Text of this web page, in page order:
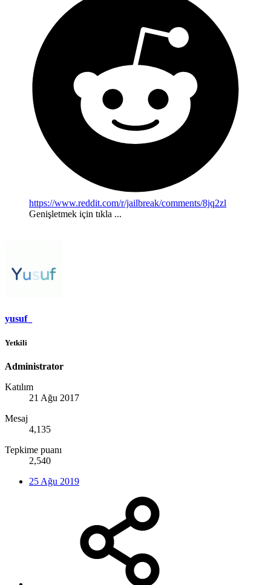
https://www.reddit.com/r/jailbreak/comments/8jq2zl
Genişletmek için tıkla ...
yusuf_
Yetkili
Administrator
Katılım
21 Ağu 2017
Mesaj
4,135
Tepkime puanı
2,540
25 Ağu 2019